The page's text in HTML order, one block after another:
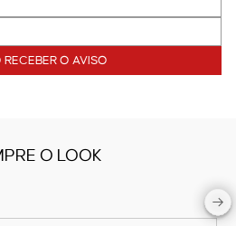
RECEBER O AVISO
O LOOK